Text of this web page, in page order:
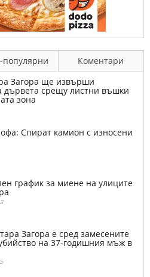
популярни
Коментари
Загора ще извърши
дървета срещу листни въшки
зона
Спират камион с износени
график за миене на улиците
Загора е сред замесените
на 37-годишния мъж в